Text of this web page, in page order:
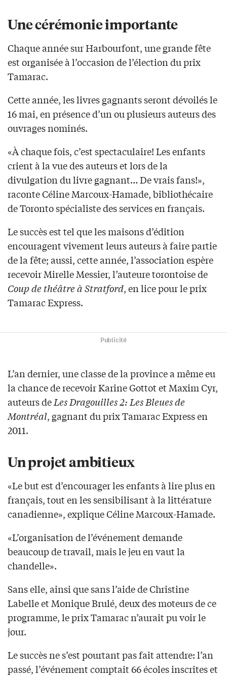
Une cérémonie importante
Chaque année sur Harbourfont, une grande fête
est organisée à l’occasion de l’élection du prix
Tamarac.
Cette année, les livres gagnants seront dévoilés le
16 mai, en présence d’un ou plusieurs auteurs des
ouvrages nominés.
«À chaque fois, c’est spectaculaire! Les enfants
crient à la vue des auteurs et lors de la
divulgation du livre gagnant… De vrais fans!»,
raconte Céline Marcoux-Hamade, bibliothécaire
de Toronto spécialiste des services en français.
Le succès est tel que les maisons d’édition
encouragent vivement leurs auteurs à faire partie
de la fête; aussi, cette année, l’association espère
recevoir Mirelle Messier, l’auteure torontoise de
Coup de théâtre à Stratford, en lice pour le prix
Tamarac Express.
Publicité
L’an dernier, une classe de la province a même eu
la chance de recevoir Karine Gottot et Maxim Cyr,
auteurs deLes Dragouilles 2: Les Bleues de
Montréal, gagnant du prix Tamarac Express en
2011.
Un projet ambitieux
«Le but est d’encourager les enfants à lire plus en
français, tout en les sensibilisant à la littérature
canadienne», explique Céline Marcoux-Hamade.
«L’organisation de l’événement demande
beaucoup de travail, mais le jeu en vaut la
chandelle».
Sans elle, ainsi que sans l’aide de Christine
Labelle et Monique Brulé, deux des moteurs de ce
programme, le prix Tamarac n’aurait pu voir le
jour.
Le succès ne s’est pourtant pas fait attendre: l’an
passé, l’événement comptait 66 écoles inscrites et